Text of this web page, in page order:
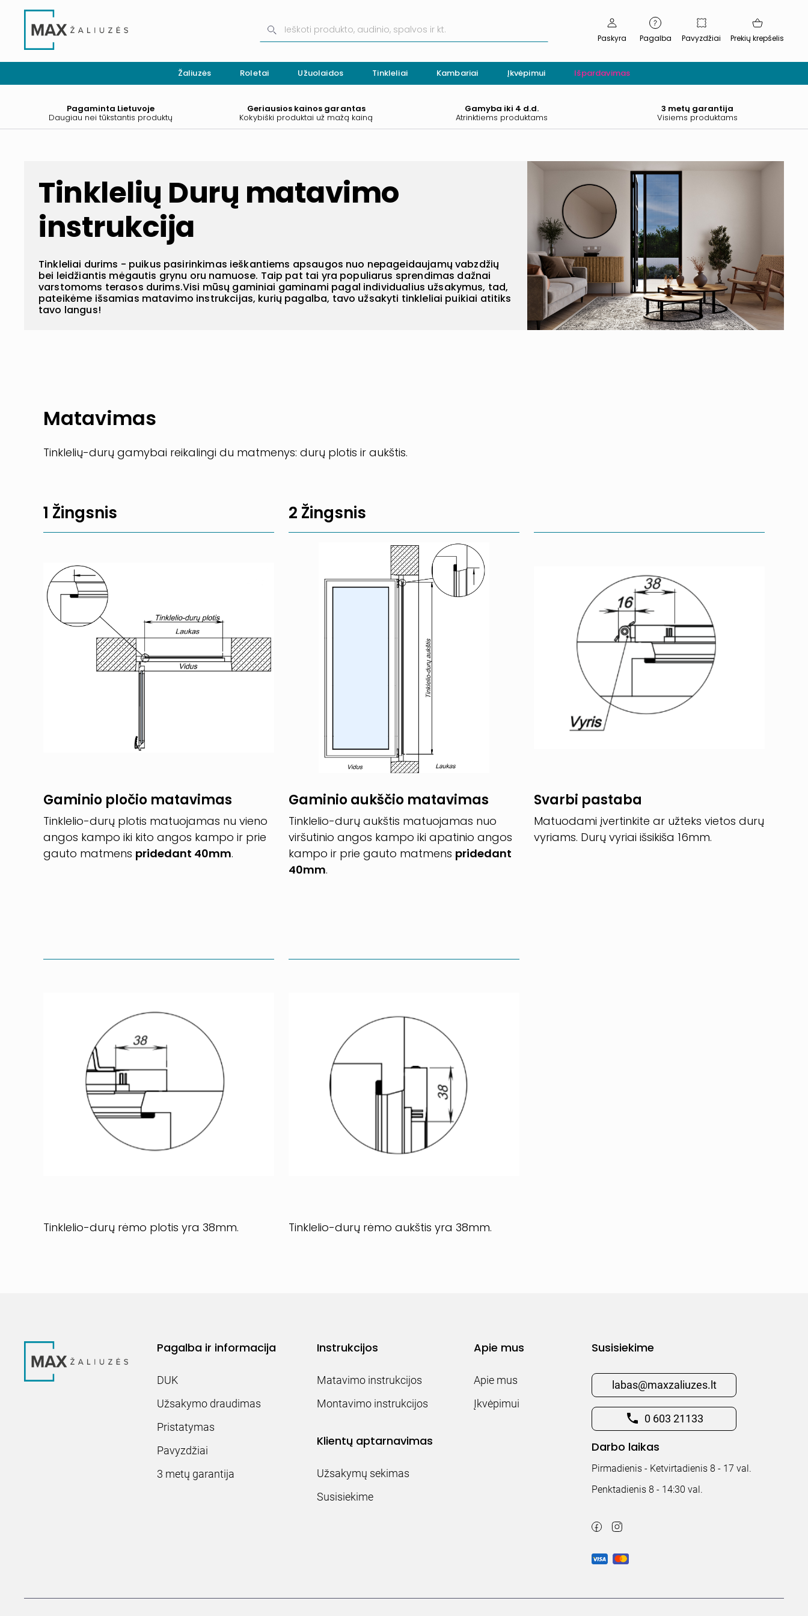
Paskyra Pagalba Pavyzdžiai Prekių krepšelis
Žaliuzės Roletai Užuolaidos Tinkleliai Kambariai Įkvėpimui Išpardavimas
Pagaminta Lietuvoje
Daugiau nei tūkstantis produktų
Geriausios kainos garantas
Kokybiški produktai už mažą kainą
Gamyba iki 4 d.d.
Atrinktiems produktams
3 metų garantija
Visiems produktams
Tinklelių Durų matavimo
instrukcija
Tinkleliai durims - puikus pasirinkimas ieškantiems apsaugos nuo nepageidaujamų vabzdžių
bei leidžiantis mėgautis grynu oru namuose. Taip pat tai yra populiarus sprendimas dažnai
varstomoms terasos durims.Visi mūsų gaminiai gaminami pagal individualius užsakymus, tad,
pateikėme išsamias matavimo instrukcijas, kurių pagalba, tavo užsakyti tinkleliai puikiai atitiks
tavo langus!
Matavimas
Tinklelių-durų gamybai reikalingi du matmenys: durų plotis ir aukštis.
1 Žingsnis
Gaminio pločio matavimas
Tinklelio-durų plotis matuojamas nu vieno
angos kampo iki kito angos kampo ir prie
gauto matmens pridedant 40mm.
2 Žingsnis
Gaminio aukščio matavimas
Tinklelio-durų aukštis matuojamas nuo
viršutinio angos kampo iki apatinio angos
kampo ir prie gauto matmens pridedant
40mm.
Svarbi pastaba
Matuodami įvertinkite ar užteks vietos durų
vyriams. Durų vyriai išsikiša 16mm.
Tinklelio-durų rėmo plotis yra 38mm. Tinklelio-durų rėmo aukštis yra 38mm.
Pagalba ir informacija
DUK
Užsakymo draudimas
Pristatymas
Pavyzdžiai
3 metų garantija
Instrukcijos
Matavimo instrukcijos
Montavimo instrukcijos
Klientų aptarnavimas
Užsakymų sekimas
Susisiekime
Apie mus
Apie mus
Įkvėpimui
Susisiekime
labas@maxzaliuzes.lt
0 603 21133
Darbo laikas
Pirmadienis - Ketvirtadienis 8 - 17 val.
Penktadienis 8 - 14:30 val.